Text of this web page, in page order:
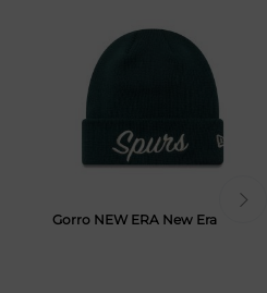
Gorro NEW ERA New Era